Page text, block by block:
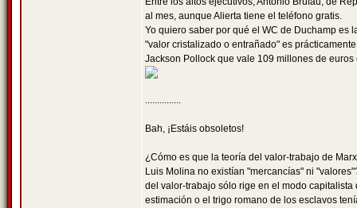
al mes, aunque Alierta tiene el teléfono gratis.
Yo quiero saber por qué el WC de Duchamp es
"valor cristalizado o entrañado" es
Jackson Pollock que vale 109 millones de
...............
Bah, ¡Estáis obsoletos!
¿Cómo es que la teoría del valor-trabajo de
Luis Molina no existían "mercancías" ni
del valor-trabajo sólo rige en el modo
estimación o el trigo romano de los esclavos